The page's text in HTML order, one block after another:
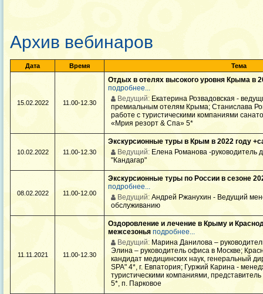
Архив вебинаров
Дата Время Тема
15.02.2022 11.00-12.30
Отдых в отелях высокого уровня Крыма в
подробнее...
Ведущий: Екатерина Розвадовская -
премиальным отелям Крыма; Станислава
работе с туристическими компаниями
«Мрия резорт & Спа» 5*
10.02.2022 11.00-12.30
Экскурсионные туры в Крым в 2022 году
Ведущий: Елена Романова -руководитель
"Кандагар"
08.02.2022 11.00-12.00
Экскурсионные туры по России в сезоне
подробнее...
Ведущий: Андрей Ржанухин - Ведущий
обслуживанию
11.11.2021 11.00-12.30
Оздоровление и лечение в Крыму и
межсезонья подробнее...
Ведущий: Марина Данилова –
Элина – руководитель офиса в Москве;
кандидат медицинских наук, генеральный
SPA" 4*, г. Евпатория; Гуржий Карина -
туристическими компаниями,
5*, п. Парковое